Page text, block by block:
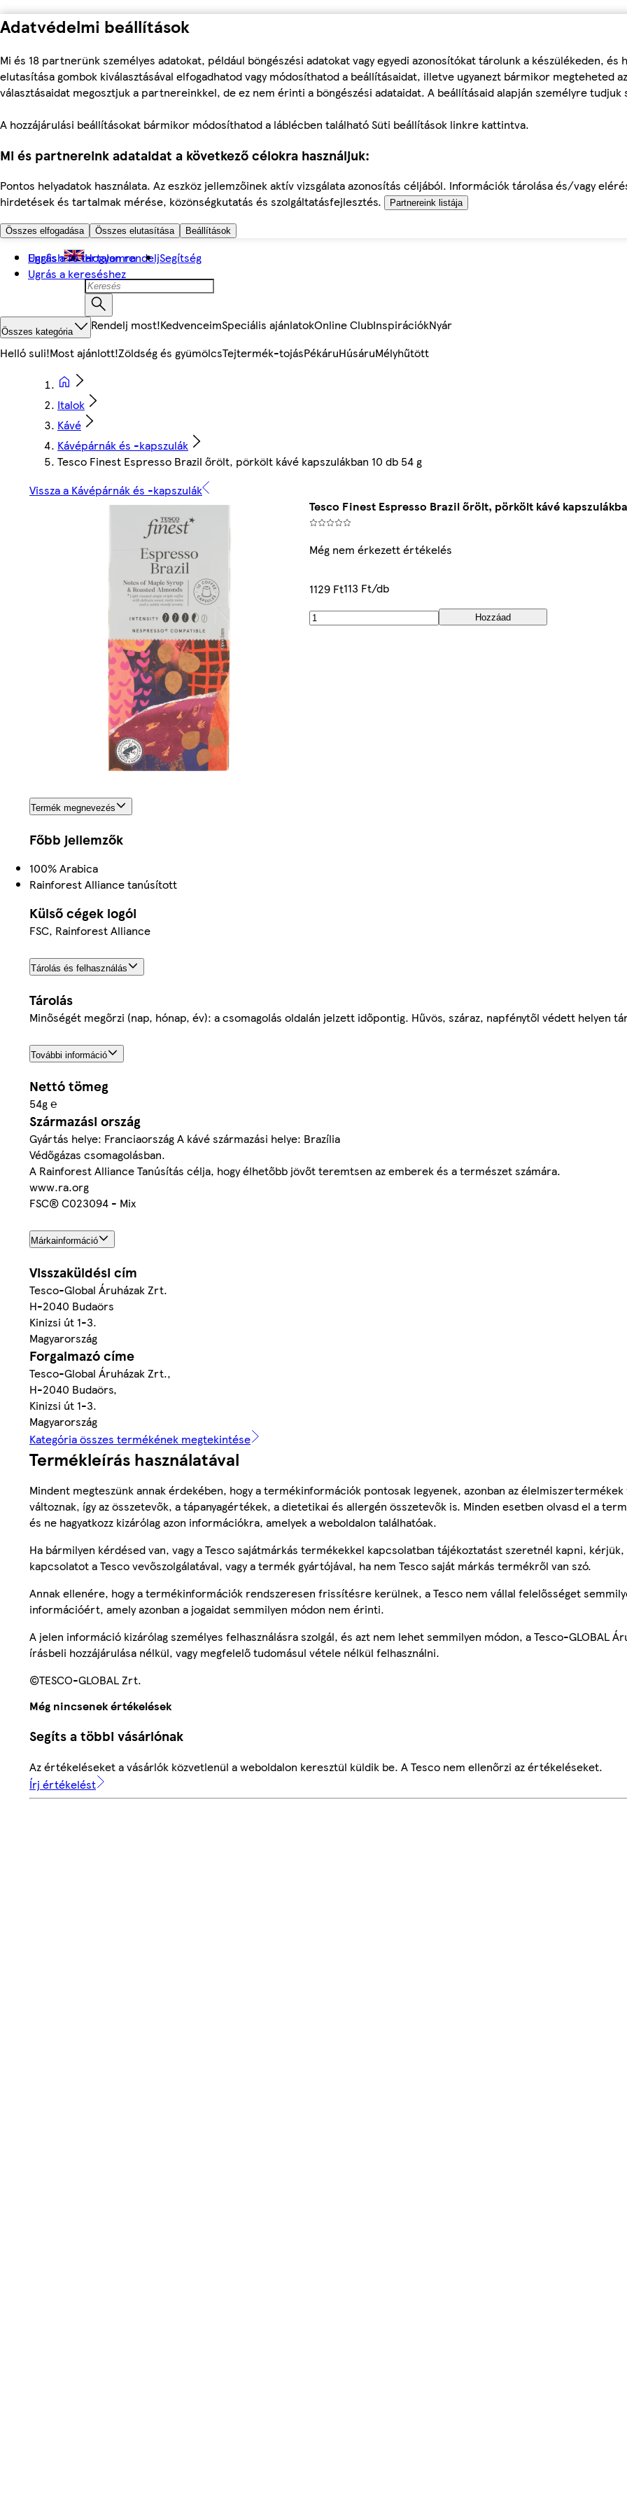
Adatvédelmi beállítások
Mi és 18 partnerünk személyes adatokat, például böngészési adatokat vagy egyedi azonosítókat tárolunk a készülékeden, és
elutasítása gombok kiválasztásával elfogadhatod vagy módosíthatod a beállításaidat, illetve ugyanezt bármikor megteheted az
választásaidat megosztjuk a partnereinkkel, de ez nem érinti a böngészési adataidat. A beállításaid alapján személyre tudjuk
A hozzájárulási beállításokat bármikor módosíthatod a láblécben található Süti beállítások linkre kattintva.
Mi és partnereink adataidat a következő célokra használjuk:
Pontos helyadatok használata. Az eszköz jellemzőinek aktív vizsgálata azonosítás céljából. Információk tárolása és/vagy
hirdetések és tartalmak mérése, közönségkutatás és szolgáltatásfejlesztés.
Partnereink listája
Összes elfogadása Összes elutasítása Beállítások
Ugrás a fő tartalomra
Ugrás a kereséshez
English Hogyan rendeljSegítség
Összes kategória Rendelj most!KedvenceimSpeciális ajánlatokOnline ClubInspirációkNyár
Helló suli!Most ajánlott!Zöldség és gyümölcsTejtermék-tojásPékáruHúsáruMélyhűtött
Italok
Kávé
Kávépárnák és -kapszulák
Tesco Finest Espresso Brazil őrölt, pörkölt kávé kapszulákban 10 db 54 g
Vissza a Kávépárnák és -kapszulák
Tesco Finest Espresso Brazil őrölt, pörkölt kávé
Még nem érkezett értékelés
1129 Ft113 Ft/db
Hozzáad
Termék megnevezés
Főbb jellemzők
100% Arabica
Rainforest Alliance tanúsított
Külső cégek logói
FSC, Rainforest Alliance
Tárolás és felhasználás
Tárolás
Minőségét megőrzi (nap, hónap, év): a csomagolás oldalán jelzett időpontig. Hűvös, száraz, napfénytől védett helyen
További információ
Nettó tömeg
54g ℮
Származási ország
Gyártás helye: Franciaország A kávé származási helye: Brazília
Védőgázas csomagolásban.
A Rainforest Alliance Tanúsítás célja, hogy élhetőbb jövőt teremtsen az emberek és a természet számára.
www.ra.org
FSC® C023094 - Mix
Márkainformáció
Visszaküldési cím
Tesco-Global Áruházak Zrt.
H-2040 Budaörs
Kinizsi út 1-3.
Magyarország
Forgalmazó címe
Tesco-Global Áruházak Zrt.,
H-2040 Budaörs,
Kinizsi út 1-3.
Magyarország
Kategória összes termékének megtekintése
Termékleírás használatával
Mindent megteszünk annak érdekében, hogy a termékinformációk pontosak legyenek, azonban az élelmiszertermékek
változnak, így az összetevők, a tápanyagértékek, a dietetikai és allergén összetevők is. Minden esetben olvasd el a
és ne hagyatkozz kizárólag azon információkra, amelyek a weboldalon találhatóak.
Ha bármilyen kérdésed van, vagy a Tesco sajátmárkás termékekkel kapcsolatban tájékoztatást szeretnél kapni, kérjük,
kapcsolatot a Tesco vevőszolgálatával, vagy a termék gyártójával, ha nem Tesco saját márkás termékről van szó.
Annak ellenére, hogy a termékinformációk rendszeresen frissítésre kerülnek, a Tesco nem vállal felelősséget
információért, amely azonban a jogaidat semmilyen módon nem érinti.
A jelen információ kizárólag személyes felhasználásra szolgál, és azt nem lehet semmilyen módon, a Tesco-GLOBAL
írásbeli hozzájárulása nélkül, vagy megfelelő tudomásul vétele nélkül felhasználni.
©TESCO-GLOBAL Zrt.
Még nincsenek értékelések
Segíts a többi vásárlónak
Az értékeléseket a vásárlók közvetlenül a weboldalon keresztül küldik be. A Tesco nem ellenőrzi az értékeléseket.
Írj értékelést